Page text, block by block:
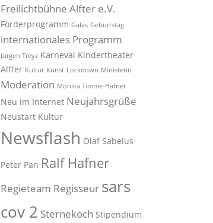
Freilichtbühne Alfter e.V.
Förderprogramm Galas Geburtstag
internationales Programm
Jürgen Treyz Karneval Kindertheater
Alfter Kultur Kunst Lockdown Ministerin
Moderation Monika Timme-Hafner
Neu im Internet Neujahrsgrüße
Neustart Kultur
Newsflash Olaf Sabelus
Peter Pan Ralf Hafner
Regieteam Regisseur sars
cov 2 Sternekoch Stipendium